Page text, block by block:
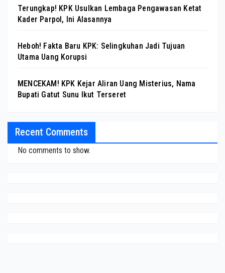
Terungkap! KPK Usulkan Lembaga Pengawasan Ketat
Kader Parpol, Ini Alasannya
Heboh! Fakta Baru KPK: Selingkuhan Jadi Tujuan
Utama Uang Korupsi
MENCEKAM! KPK Kejar Aliran Uang Misterius, Nama
Bupati Gatut Sunu Ikut Terseret
Recent Comments
No comments to show.